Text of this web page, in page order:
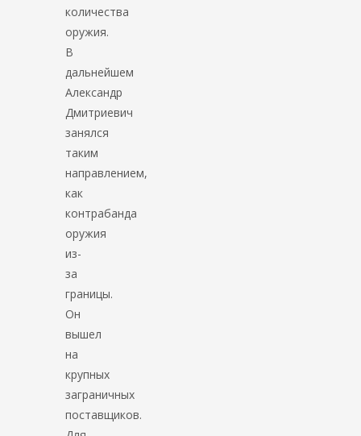
количества
оружия.
В
дальнейшем
Александр
Дмитриевич
занялся
таким
направлением,
как
контрабанда
оружия
из-
за
границы.
Он
вышел
на
крупных
заграничных
поставщиков.